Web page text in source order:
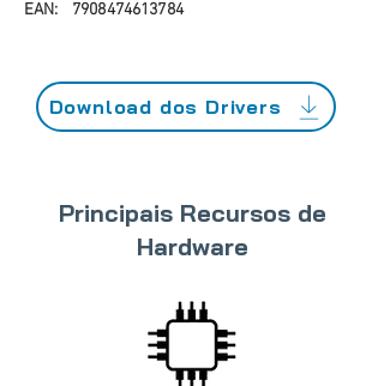
EAN: 7908474613784
Download dos Drivers
Principais Recursos de
Hardware